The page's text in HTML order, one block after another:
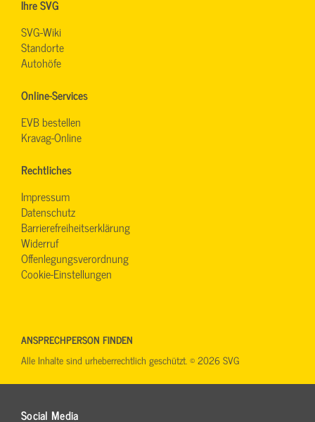
Ihre SVG
SVG-Wiki
Standorte
Autohöfe
Online-Services
EVB bestellen
Kravag-Online
Rechtliches
Impressum
Datenschutz
Barrierefreiheitserklärung
Widerruf
Offenlegungsverordnung
Cookie-Einstellungen
Social Media
ANSPRECHPERSON FINDEN
Alle Inhalte sind urheberrechtlich geschützt. © 2026 SVG